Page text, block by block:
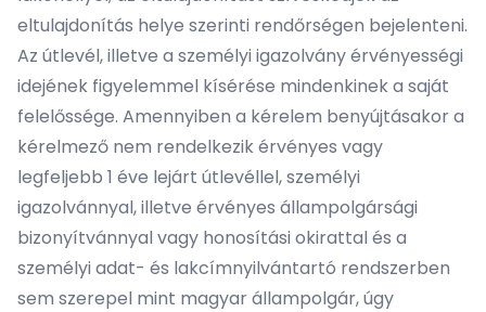
eltulajdonítás helye szerinti rendőrségen bejelenteni.
Az útlevél, illetve a személyi igazolvány érvényességi
idejének figyelemmel kísérése mindenkinek a saját
felelőssége. Amennyiben a kérelem benyújtásakor a
kérelmező nem rendelkezik érvényes vagy
legfeljebb 1 éve lejárt útlevéllel, személyi
igazolvánnyal, illetve érvényes állampolgársági
bizonyítvánnyal vagy honosítási okirattal és a
személyi adat- és lakcímnyilvántartó rendszerben
sem szerepel mint magyar állampolgár, úgy